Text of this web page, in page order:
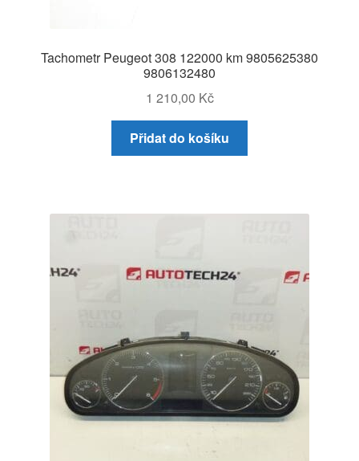
Tachometr Peugeot 308 122000 km 9805625380
9806132480
1 210,00 Kč
Přidat do košíku